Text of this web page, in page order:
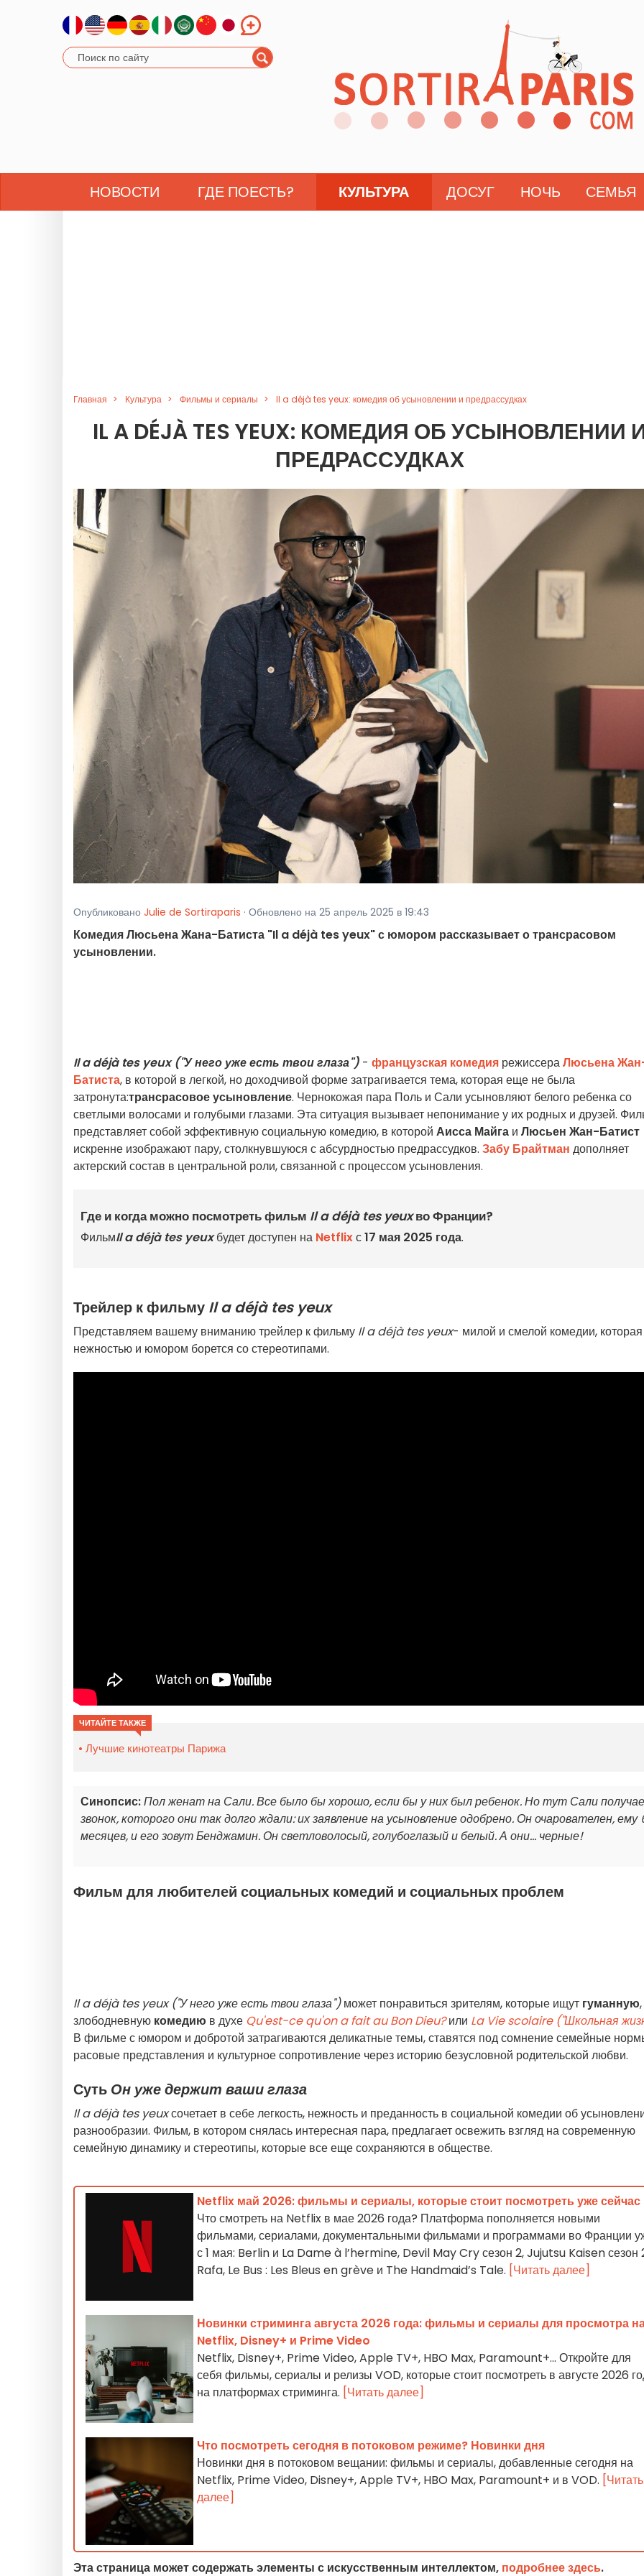
НОВОСТИ ГДЕ ПОЕСТЬ? КУЛЬТУРА ДОСУГ НОЧЬ СЕМЬЯ
Главная Культура Фильмы и сериалы Il a déjà tes yeux: комедия об усыновлении и предрассудках
IL A DÉJÀ TES YEUX: КОМЕДИЯ ОБ УСЫНОВЛЕНИИ
ПРЕДРАССУДКАХ
Опубликовано Julie de Sortiraparis · Обновлено на 25 апрель 2025 в 19:43
Комедия Люсьена Жана-Батиста "Il a déjà tes yeux" с юмором рассказывает о трансрасовом
усыновлении.
Il a déjà tes yeux ("У него уже есть твои глаза") - французская комедия режиссераЛюсьена
Батиста, в которой в легкой, но доходчивой форме затрагивается тема, которая еще не была
затронута:трансрасовое усыновление. Чернокожая пара Поль и Сали усыновляют белого ребенка со
светлыми волосами и голубыми глазами. Эта ситуация вызывает непонимание у их родных и друзей.
представляет собой эффективную социальную комедию, в которой Аисса Майга и Люсьен Жан-Батист
искренне изображают пару, столкнувшуюся с абсурдностью предрассудков. Забу Брайтман дополняет
актерский состав в центральной роли, связанной с процессом усыновления.
Где и когда можно посмотреть фильм Il a déjà tes yeuxво Франции?
ФильмIl a déjà tes yeuxбудет доступен на Netflixс17 мая 2025 года.
Трейлер к фильму Il a déjà tes yeux
Представляем вашему вниманию трейлер к фильму Il a déjà tes yeux- милой и смелой комедии,
нежностью и юмором борется со стереотипами.
ЧИТАЙТЕ ТАКЖЕ
Лучшие кинотеатры Парижа
Синопсис:Пол женат на Сали. Все было бы хорошо, если бы у них был ребенок. Но тут Сали
звонок, которого они так долго ждали: их заявление на усыновление одобрено. Он очарователен, ему
месяцев, и его зовут Бенджамин. Он светловолосый, голубоглазый и белый. А они... черные!
Фильм для любителей социальных комедий и социальных проблем
Il a déjà tes yeux ("У него уже есть твои глаза")может понравиться зрителям, которые ищут гуманную,
злободневную комедию в духе Qu'est-ce qu'on a fait au Bon Dieu?или La Vie scolaire ("Школьная
В фильме с юмором и добротой затрагиваются деликатные темы, ставятся под сомнение семейные
расовые представления и культурное сопротивление через историю безусловной родительской любви.
Суть Он уже держит ваши глаза
Il a déjà tes yeuxсочетает в себе легкость, нежность и преданность в социальной комедии об
разнообразии. Фильм, в котором снялась интересная пара, предлагает освежить взгляд на современную
семейную динамику и стереотипы, которые все еще сохраняются в обществе.
Netflix май 2026: фильмы и сериалы, которые стоит посмотреть уже сейчас
Что смотреть на Netflix в мае 2026 года? Платформа пополняется новыми
фильмами, сериалами, документальными фильмами и программами во Франции
с 1 мая: Berlin и La Dame à l’hermine, Devil May Cry сезон 2, Jujutsu Kaisen сезон
Rafa, Le Bus : Les Bleus en grève и The Handmaid’s Tale. [Читать далее]
Новинки стриминга августа 2026 года: фильмы и сериалы для просмотра
Netflix, Disney+ и Prime Video
Netflix, Disney+, Prime Video, Apple TV+, HBO Max, Paramount+… Откройте для
себя фильмы, сериалы и релизы VOD, которые стоит посмотреть в августе 2026
на платформах стриминга. [Читать далее]
Что посмотреть сегодня в потоковом режиме? Новинки дня
Новинки дня в потоковом вещании: фильмы и сериалы, добавленные сегодня на
Netflix, Prime Video, Disney+, Apple TV+, HBO Max, Paramount+ и в VOD. [Читать
далее]
Эта страница может содержать элементы с искусственным интеллектом, подробнее здесь.